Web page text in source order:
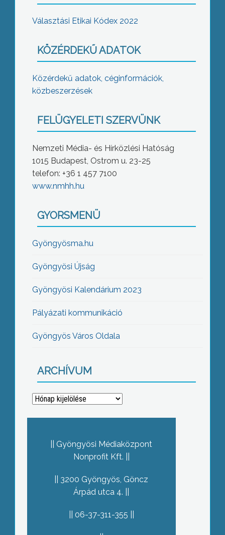
Választási Etikai Kódex 2022
KÖZÉRDEKŰ ADATOK
Közérdekű adatok, céginformációk,
közbeszerzések
FELÜGYELETI SZERVÜNK
Nemzeti Média- és Hírközlési Hatóság
1015 Budapest, Ostrom u. 23-25
telefon: +36 1 457 7100
www.nmhh.hu
GYORSMENÜ
Gyöngyösma.hu
Gyöngyösi Újság
Gyöngyösi Kalendárium 2023
Pályázati kommunikáció
Gyöngyös Város Oldala
ARCHÍVUM
Archívum
Gyöngyösi Médiaközpont
Nonprofit Kft.
3200 Gyöngyös, Göncz
Árpád utca 4.
06-37-311-355